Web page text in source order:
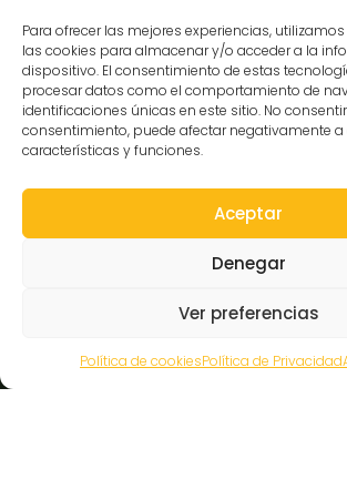
Para ofrecer las mejores experiencias,
las cookies para almacenar y/o acceder a la
dispositivo. El consentimiento de estas
procesar datos como el comportamiento de
identificaciones únicas en este sitio. No
consentimiento, puede afectar negativamente a
características y funciones.
Aceptar
Denegar
Ver preferencias
Política de cookiesPolítica de Privacidad
FAQ
Prensa
Hazte amigo del museo
Transparencia
Contacto
37008-Salamanca
923 12 14 25